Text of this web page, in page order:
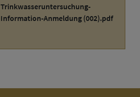
Trinkwasseruntersuchung-
Information-Anmeldung (002).pdf